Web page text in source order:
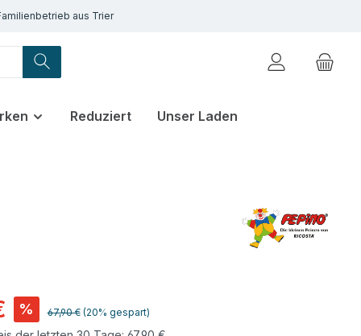
aus Trier
Reduziert Unser Laden
% Regulärer Preis:
67,90 € (20% gespart)